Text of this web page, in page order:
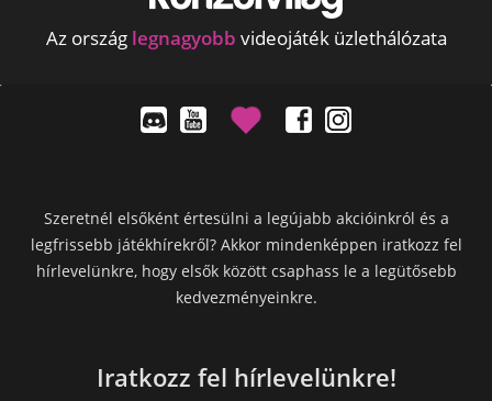
Az ország legnagyobb videojáték üzlethálózata
Szeretnél elsőként értesülni a legújabb akcióinkról és a
legfrissebb játékhírekről? Akkor mindenképpen iratkozz fel
hírlevelünkre, hogy elsők között csaphass le a legütősebb
kedvezményeinkre.
Iratkozz fel hírlevelünkre!